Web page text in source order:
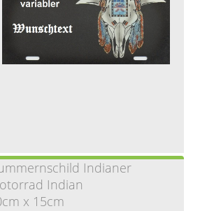
30cm x 15cm
25,00 €
Nummernschild Bison Skulp
Indianer
Indian
x 15cm